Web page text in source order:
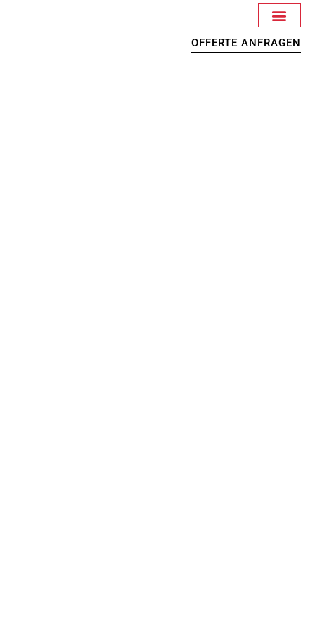
OFFERTE ANFRAGEN